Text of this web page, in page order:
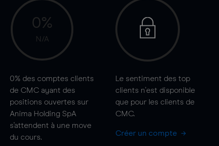
0%
N/A
0% des comptes clients
de CMC ayant des
positions ouvertes sur
Anima Holding SpA
s'attendent à une move
du cours.
Le sentiment des top
clients n'est disponible
que pour les clients de
CMC.
Créer un compte